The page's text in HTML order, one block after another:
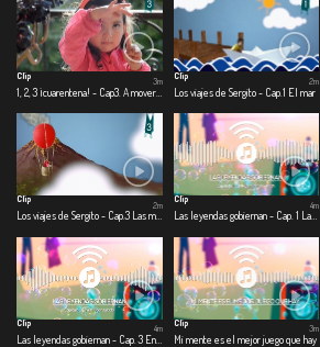
Clip
3m
Clip
Los viajes de Sergito - Cap.1 El mar
2m
Clip
2m
Clip
Las leyendas gobiernan - Cap. 1 Las leyendas gobiernan
4m
Clip
4m
Clip
Mi mente es el mejor juego que hay
3m